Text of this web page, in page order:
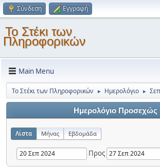
Σύνδεση Εγγραφή
Το Στέκι των
Πληροφορικών
Main Menu
Το Στέκι των Πληροφορικών ► Ημερολόγιο ►
Ημερολόγιο Προσεχώς
Λίστα Μήνας Εβδομάδα
Προς